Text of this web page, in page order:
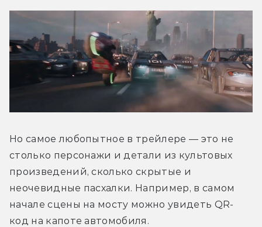
Но самое любопытное в трейлере — это не
столько персонажи и детали из культовых
произведений, сколько скрытые и
неочевидные пасхалки. Например, в самом
начале сцены на мосту можно увидеть QR-
код на капоте автомобиля.